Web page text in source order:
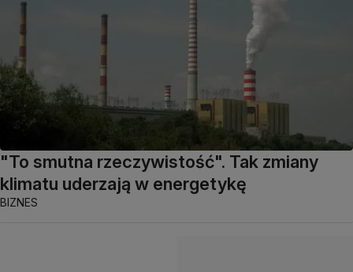
"To smutna rzeczywistość". Tak zmiany
klimatu uderzają w energetykę
BIZNES